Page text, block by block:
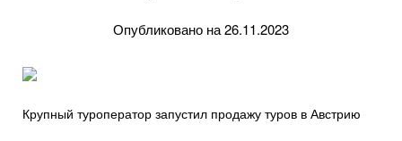
Опубликовано на 26.11.2023
Крупный туроператор запустил продажу туров в Австрию